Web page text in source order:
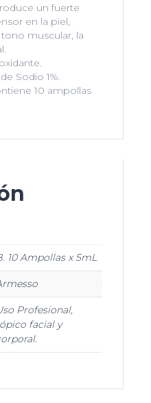
un fuerte
en la piel,
muscular, la
Sodio 1%.
10 ampollas
10 Ampollas x 5mL
Profesional,
facial y